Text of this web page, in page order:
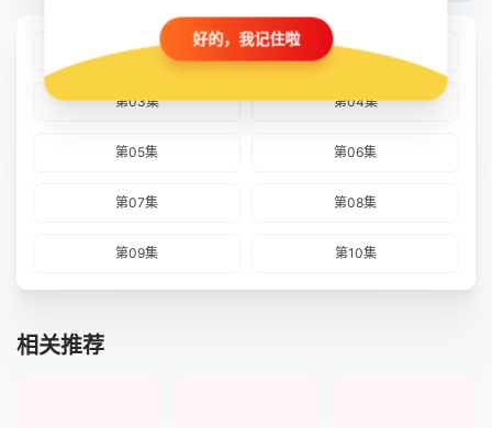
第01集 第02集
第03集 第04集
第05集 第06集
第07集 第08集
第09集 第10集
相关推荐
好的，我记住啦